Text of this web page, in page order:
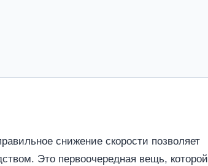
снижение скорости позволяет
Это первоочередная вещь, которой